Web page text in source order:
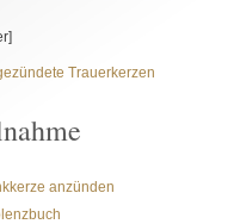
Trauerkerzen
anzünden